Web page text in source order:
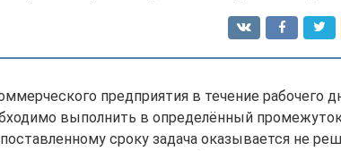
предприятия в течение рабочего
выполнить в определённый
сроку задача оказывается не